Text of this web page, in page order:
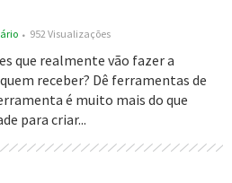
952 Visualizações
que realmente vão fazer a
receber? Dê ferramentas de
é muito mais do que
para criar...